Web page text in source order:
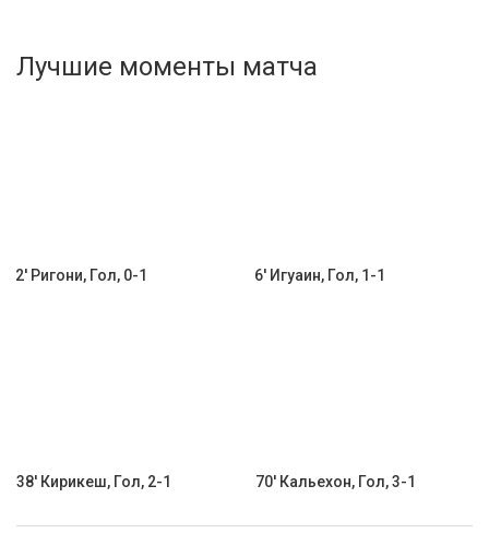
Активировать промокод
Лучшие моменты матча
2' Ригони, Гол, 0-1 6' Игуаин, Гол, 1-1
38' Кирикеш, Гол, 2-1 70' Кальехон, Гол, 3-1